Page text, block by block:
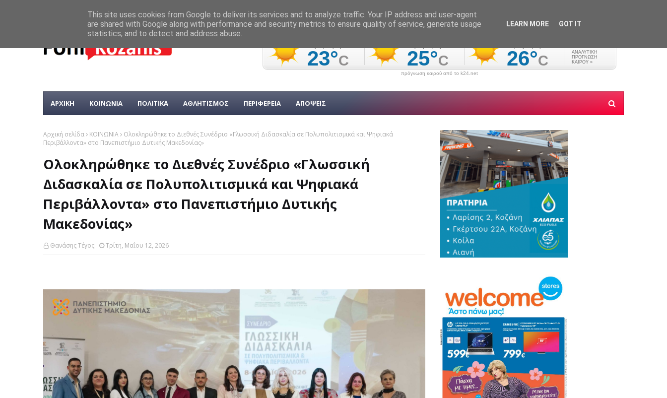
πρόγνωση καιρού από το k24.net
ΑΡΧΙΚΗ ΚΟΙΝΩΝΙΑ ΠΟΛΙΤΙΚΑ ΑΘΛΗΤΙΣΜΟΣ ΠΕΡΙΦΕΡΕΙΑ ΑΠΟΨΕΙΣ
Αρχική σελίδα ΚΟΙΝΩΝΙΑ
Ολοκληρώθηκε το Διεθνές Συνέδριο «Γλωσσική Διδασκαλία σε Πολυπολιτισμικά και Ψηφιακά
Περιβάλλοντα» στο Πανεπιστήμιο Δυτικής Μακεδονίας»
Ολοκληρώθηκε το Διεθνές Συνέδριο «Γλωσσική
Διδασκαλία σε Πολυπολιτισμικά και Ψηφιακά
Περιβάλλοντα» στο Πανεπιστήμιο Δυτικής
Μακεδονίας»
Θανάσης Τέγος Τρίτη, Μαΐου 12, 2026
This site uses cookies from Google to deliver its services and to analyze traffic. Your IP address and user-agent
are shared with Google along with performance and security metrics to ensure quality of service, generate usage
statistics, and to detect and address abuse.
LEARN MORE GOT IT